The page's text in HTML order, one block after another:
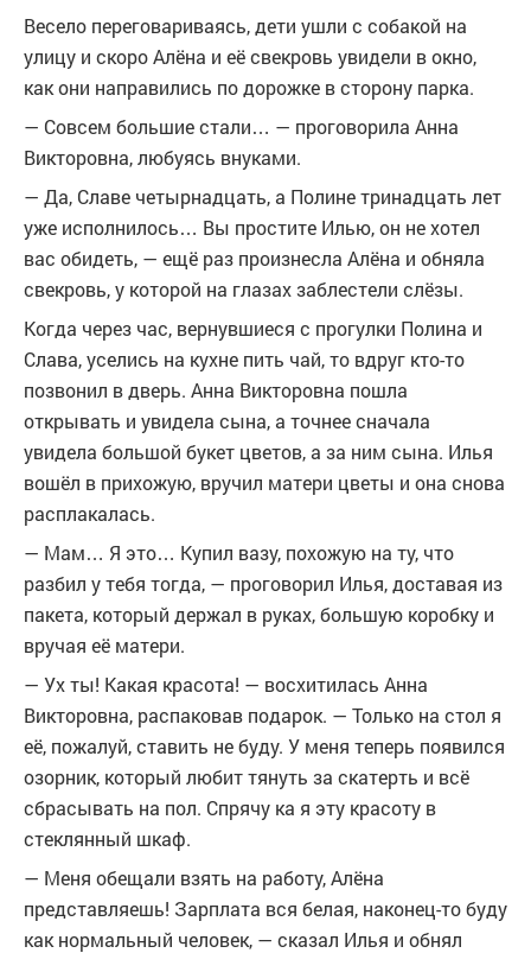
Весело переговариваясь, дети ушли с собакой на
улицу и скоро Алёна и её свекровь увидели в окно,
как они направились по дорожке в сторону парка.
— Совсем большие стали… — проговорила Анна
Викторовна, любуясь внуками.
— Да, Славе четырнадцать, а Полине тринадцать лет
уже исполнилось… Вы простите Илью, он не хотел
вас обидеть, — ещё раз произнесла Алёна и обняла
свекровь, у которой на глазах заблестели слёзы.
Когда через час, вернувшиеся с прогулки Полина и
Слава, уселись на кухне пить чай, то вдруг кто-то
позвонил в дверь. Анна Викторовна пошла
открывать и увидела сына, а точнее сначала
увидела большой букет цветов, а за ним сына. Илья
вошёл в прихожую, вручил матери цветы и она снова
расплакалась.
— Мам… Я это… Купил вазу, похожую на ту, что
разбил у тебя тогда, — проговорил Илья, доставая из
пакета, который держал в руках, большую коробку и
вручая её матери.
— Ух ты! Какая красота! — восхитилась Анна
Викторовна, распаковав подарок. — Только на стол я
её, пожалуй, ставить не буду. У меня теперь появился
озорник, который любит тянуть за скатерть и всё
сбрасывать на пол. Спрячу ка я эту красоту в
стеклянный шкаф.
— Меня обещали взять на работу, Алёна
представляешь! Зарплата вся белая, наконец-то буду
как нормальный человек, — сказал Илья и обнял